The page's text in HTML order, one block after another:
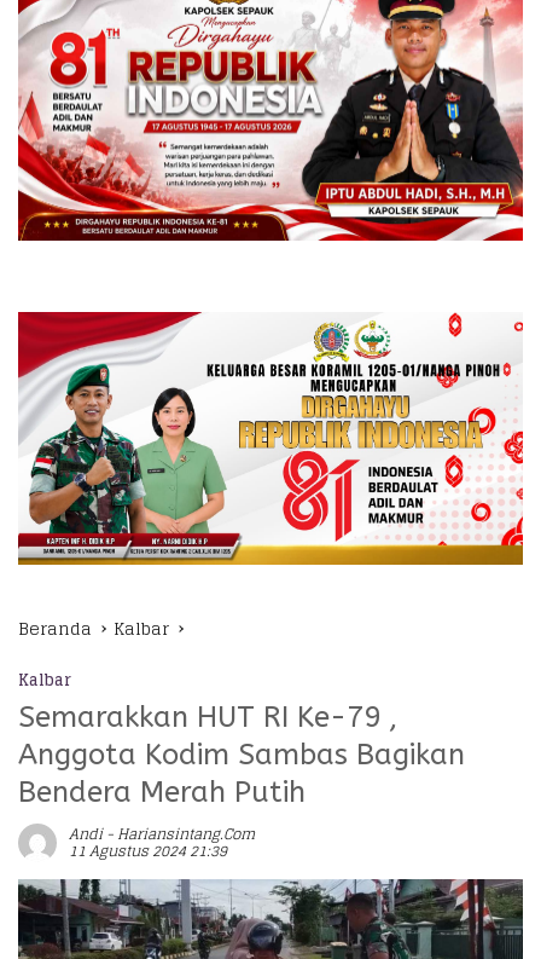
Beranda Kalbar
Kalbar
Semarakkan HUT RI Ke-79 ,
Anggota Kodim Sambas Bagikan
Bendera Merah Putih
Andi - Hariansintang.com
11 Agustus 2024 21:39